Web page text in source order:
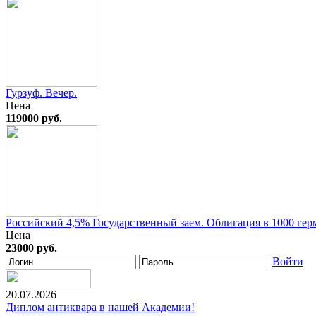
Гурзуф. Вечер.
Цена
119000 руб.
Российский 4,5% Государственный заем. Облигация в 1000
Цена
23000 руб.
Войти
20.07.2026
Диплом антиквара в нашей Академии!